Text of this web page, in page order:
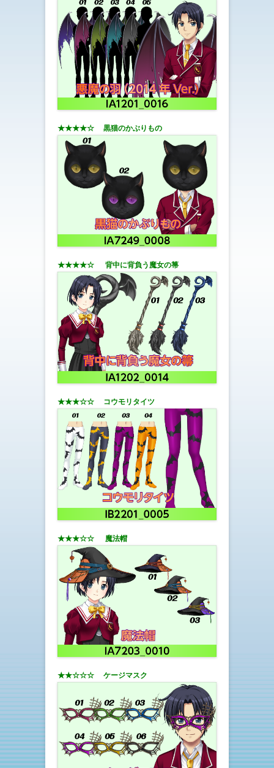
★★★★☆ 黒猫のかぶりもの
★★★★☆ 背中に背負う魔女の箒
★★★☆☆ コウモリタイツ
★★★☆☆ 魔法帽
★★☆☆☆ ケージマスク